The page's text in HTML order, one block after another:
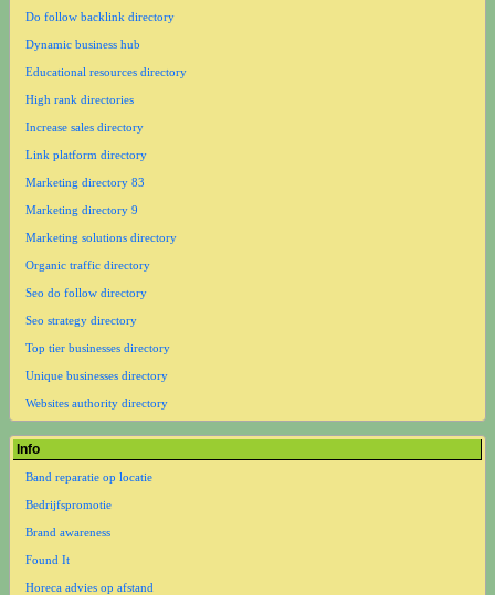
Do follow backlink directory
Dynamic business hub
Educational resources directory
High rank directories
Increase sales directory
Link platform directory
Marketing directory 83
Marketing directory 9
Marketing solutions directory
Organic traffic directory
Seo do follow directory
Seo strategy directory
Top tier businesses directory
Unique businesses directory
Websites authority directory
Info
Band reparatie op locatie
Bedrijfspromotie
Brand awareness
Found It
Horeca advies op afstand